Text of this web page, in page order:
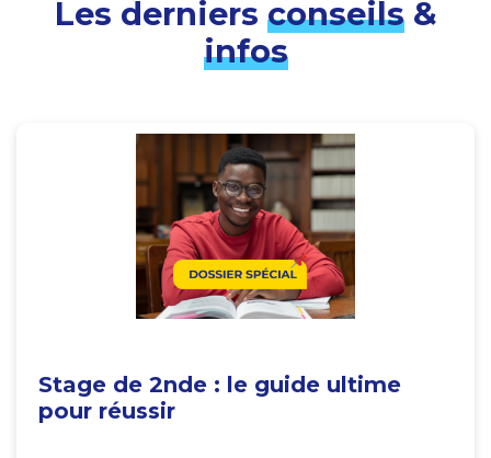
Les derniers conseils&
infos
Stage de 2nde : le guide ultime
pour réussir